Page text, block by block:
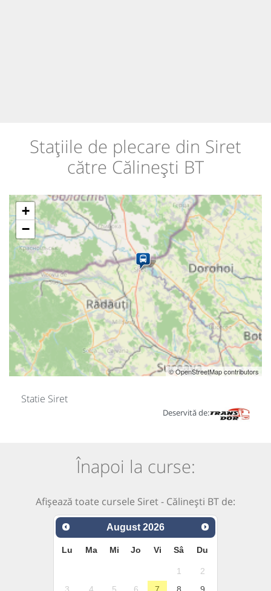
Stațiile de plecare din Siret
către Călinești BT
+
−
© OpenStreetMap contributors
Statie Siret
Deservită de:
Înapoi la curse:
Afișează toate cursele Siret - Călinești BT de:
August 2026
Lu Ma Mi Jo Vi Sâ Du
1
2